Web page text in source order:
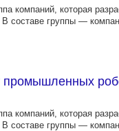
компаний, которая
составе группы —
промышленных
компаний, которая
составе группы —